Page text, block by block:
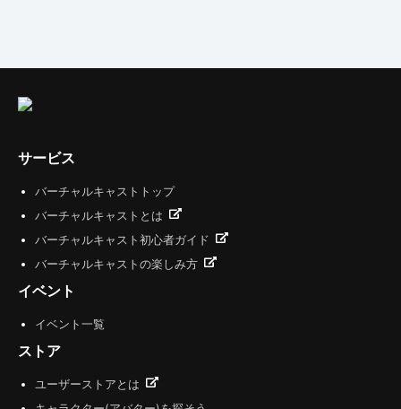
サービス
バーチャルキャストトップ
バーチャルキャストとは
バーチャルキャスト初心者ガイド
バーチャルキャストの楽しみ方
イベント
イベント一覧
ストア
ユーザーストアとは